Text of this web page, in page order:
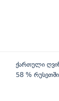
ქართული
58 %